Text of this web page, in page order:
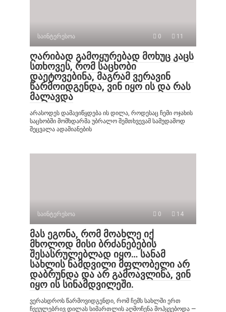
საინტერესოა 0 11
ღარიბად გამოყურებად მოხუც კაცს
სთხოვეს, რომ საცხობი
დაეტოვებინა, მაგრამ ვერავინ
წარმოიდგენდა, ვინ იყო ის და რას
მალავდა
არასოდეს დამავიწყდება ის დილა, როდესაც ჩემი ოჯახის
საცხობში მომხდარმა უბრალო შემთხვევამ სამუდამოდ
შეცვალა ადამიანების
საინტერესოა 0 14
მას ეგონა, რომ მოახლე იქ
მხოლოდ მისი ბრძანებების
შესასრულებლად იყო… სანამ
სახლის ნამდვილი მფლობელი არ
დაბრუნდა და არ გამოავლინა, ვინ
იყო ის სინამდვილეში.
ვერასდროს წარმოვიდგენდი, რომ ჩემს სახლში ერთ
ჩვეულებრივ დილას სიმართლის აღმოჩენა მოჰყვებოდა —